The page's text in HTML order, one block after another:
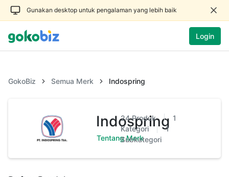
Gunakan desktop untuk pengalaman yang lebih baik
Login
GokoBiz Semua Merk Indospring
Indospring
Tentang Merk
24 Produk
1
Kategori
1
Subkategori